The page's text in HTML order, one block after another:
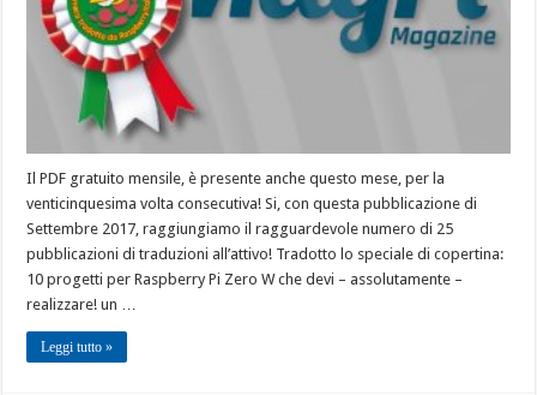
Il PDF gratuito mensile, è presente anche questo mese, per la
venticinquesima volta consecutiva! Si, con questa pubblicazione di
Settembre 2017, raggiungiamo il ragguardevole numero di 25
pubblicazioni di traduzioni all’attivo! Tradotto lo speciale di copertina:
10 progetti per Raspberry Pi Zero W che devi – assolutamente –
realizzare! un …
Leggi tutto »